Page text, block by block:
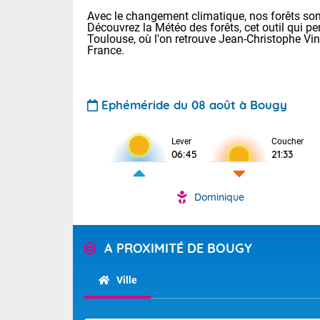
Avec le changement climatique, nos forêts
Découvrez la Météo des forêts, cet outil qui
Toulouse, où l'on retrouve Jean-Christophe
France.
Ephéméride du 08 août à Bougy
Lever
06:45
Coucher
21:33
Dominique
A PROXIMITÉ DE BOUGY
Ville
Voici les
31 Lyon : 35
: 32 Nancy :
Très
donnent